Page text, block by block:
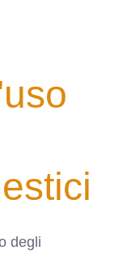
degli